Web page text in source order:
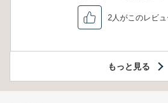
2人がこのレビ
もっと見る